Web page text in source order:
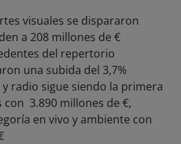
visuales se dispararon
a 208 millones de €
del repertorio
una subida del 3,7%
y radio sigue siendo la primera
3.890 millones de €,
en vivo y ambiente con